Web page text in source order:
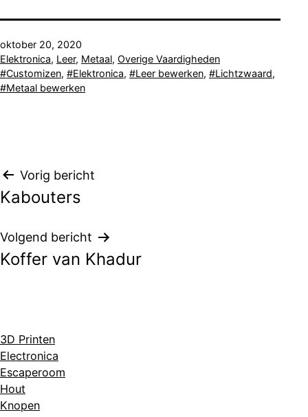
Gepubliceerd
op
oktober 20, 2020
Gecategoriseerd
als
Elektronica, Leer, Metaal, Overige Vaardigheden
Getagged
Customizen, Elektronica, Leer bewerken, Lichtzwaard,
Metaal bewerken
Bericht
navigatie
Vorig bericht
Kabouters
Volgend bericht
Koffer van Khadur
3D Printen
Electronica
Escaperoom
Hout
Knopen